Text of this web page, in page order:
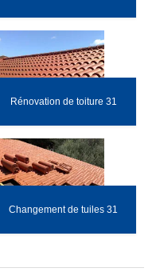
Rénovation de toiture 31
Changement de tuiles 31